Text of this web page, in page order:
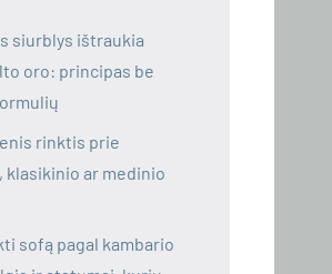
siurblys ištraukia
oro: principas be
rinktis prie
klasikinio ar medinio
sofą pagal kambario